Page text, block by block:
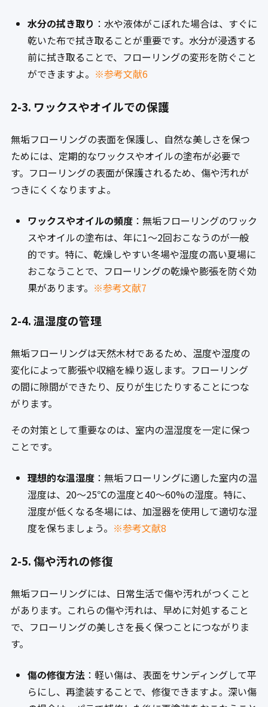
水分の拭き取り ：水や液体がこぼれた場合は、すぐに
乾いた布で拭き取ることが重要です。水分が浸透する
前に拭き取ることで、フローリングの変形を防ぐこと
ができますよ。 ※参考文献6
2-3. ワックスやオイルでの保護
無垢フローリングの表面を保護し、自然な美しさを保つ
ためには、定期的なワックスやオイルの塗布が必要で
す。フローリングの表面が保護されるため、傷や汚れが
つきにくくなりますよ。
ワックスやオイルの頻度：無垢フローリングのワック
スやオイルの塗布は、年に1〜2回おこなうのが一般
的です。特に、乾燥しやすい冬場や湿度の高い夏場に
おこなうことで、フローリングの乾燥や膨張を防ぐ効
果があります。 ※参考文献7
2-4. 温湿度の管理
無垢フローリングは天然木材であるため、温度や湿度の
変化によって膨張や収縮を繰り返します。フローリング
の間に隙間ができたり、反りが生じたりすることにつな
がります。
その対策として重要なのは、室内の温湿度を一定に保つ
ことです。
理想的な温湿度：無垢フローリングに適した室内の温
湿度は、20〜25℃の温度と40〜60%の湿度。特に、
湿度が低くなる冬場には、加湿器を使用して適切な湿
度を保ちましょう。 ※参考文献8
2-5. 傷や汚れの修復
無垢フローリングには、日常生活で傷や汚れがつくこと
があります。これらの傷や汚れは、早めに対処すること
で、フローリングの美しさを長く保つことにつながりま
す。
傷の修復方法：軽い傷は、表面をサンディングして平
らにし、再塗装することで、修復できますよ。深い傷